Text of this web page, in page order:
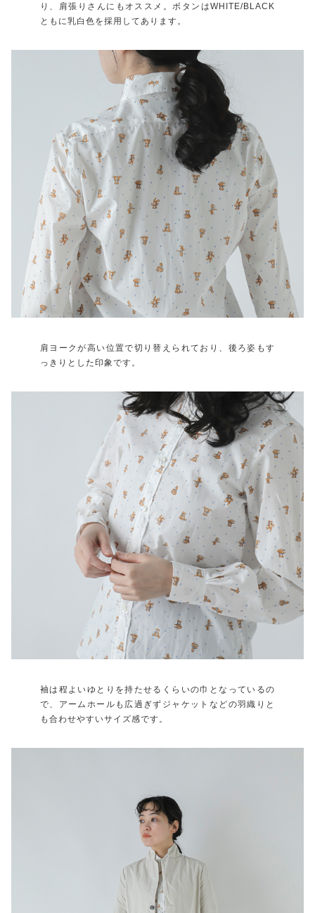
り、肩張りさんにもオススメ。ボタンはWHITE/BLACK
ともに乳白色を採用してあります。
肩ヨークが高い位置で切り替えられており、後ろ姿もす
っきりとした印象です。
袖は程よいゆとりを持たせるくらいの巾となっているの
で、アームホールも広過ぎずジャケットなどの羽織りと
も合わせやすいサイズ感です。